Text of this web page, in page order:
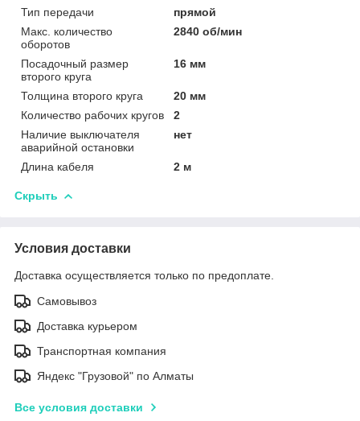
Тип передачи
прямой
Макс. количество
оборотов
2840 об/мин
Посадочный размер
второго круга
16 мм
Толщина второго круга
20 мм
Количество рабочих кругов
2
Наличие выключателя
аварийной остановки
нет
Длина кабеля 2 м
Скрыть
Условия доставки
Доставка осуществляется только по предоплате.
Самовывоз
Доставка курьером
Транспортная компания
Яндекс "Грузовой" по Алматы
Все условия доставки